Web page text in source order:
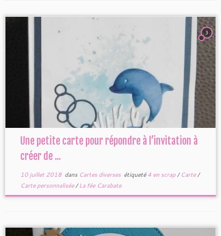
3
Une petite carte pour répondre à l’invitation à
créer de ...
10 juillet 2018dans Cartes diverses étiqueté4 en scrap/Carte/
Carte personnalisée/La fée Carabate